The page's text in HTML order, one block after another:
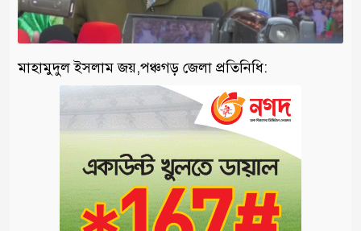
মাহামুদুল ইসলাম জয়,পঞ্চগড় জেলা প্রতিনিধি: